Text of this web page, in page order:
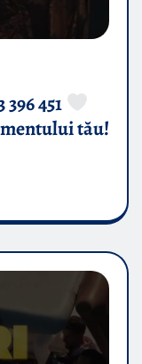
451
tău!